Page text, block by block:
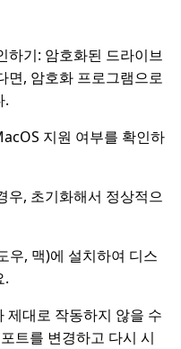
하기: 암호화된 드라이브
면, 암호화 프로그램으로
.
지원 여부를 확인하
우, 초기화해서 정상적으
우, 맥)에 설치하여 디스
.
제대로 작동하지 않을 수
트를 변경하고 다시 시